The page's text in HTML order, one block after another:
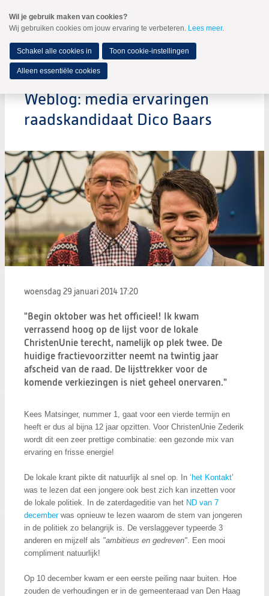
naar
Spring
de
inhoud
Spring
naar
hoofdmenu
MENU
Weblog: media ervaringen
raadskandidaat Dico Baars
woensdag 29 januari 2014 17:20
"Begin oktober was het officieel! Ik kwam
verrassend hoog op de lijst voor de lokale
ChristenUnie terecht, namelijk op plek twee. De
huidige fractievoorzitter neemt na twintig jaar
afscheid van de raad. De lijsttrekker voor de
komende verkiezingen is niet geheel onervaren."
Kees Matsinger, nummer 1, gaat voor een vierde termijn en
heeft er dus al bijna 12 jaar opzitten. Voor ChristenUnie Zederik
wordt dit een zeer prettige combinatie: een gezonde mix van
ervaring en frisse energie!
De lokale krant pikte dit natuurlijk al snel op. In ‘het Kontakt’
was te lezen dat een jongere ook best zich kan inzetten voor
de lokale politiek. In de zaterdageditie van het ND van 7
december was opnieuw te lezen waarom de stem van jongeren
in de politiek zo belangrijk is. De verslaggever typeerde 3
anderen en mijzelf als "ambitieus en gedreven" . Een mooi
compliment natuurlijk!
Op 10 december kwam er een eerste peiling naar buiten. Hoe
zouden de verhoudingen er in de gemeenteraad van Den Haag
Wil je gebruik maken van cookies?
Wij gebruiken cookies om jouw ervaring te verbeteren. Lees meer.
Schakel alle cookies in Toon cookie-instellingen
Alleen essentiële cookies